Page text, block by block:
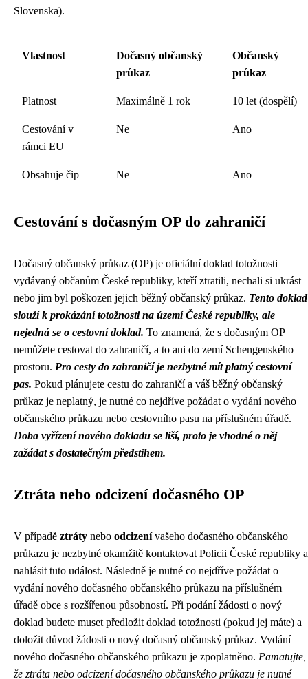
Slovenska).
Vlastnost
Dočasný občanský
průkaz
Občanský
průkaz
Platnost Maximálně 1 rok 10 let (dospělí)
Cestování v
rámci EU
Ne Ano
Obsahuje čip Ne Ano
Cestování s dočasným OP do zahraničí
Dočasný občanský průkaz (OP) je oficiální doklad totožnosti
vydávaný občanům České republiky, kteří ztratili, nechali si ukrást
nebo jim byl poškozen jejich běžný občanský průkaz. Tento doklad
slouží k prokázání totožnosti na území České republiky, ale
nejedná se o cestovní doklad. To znamená, že s dočasným OP
nemůžete cestovat do zahraničí, a to ani do zemí Schengenského
prostoru. Pro cesty do zahraničí je nezbytné mít platný cestovní
pas. Pokud plánujete cestu do zahraničí a váš běžný občanský
průkaz je neplatný, je nutné co nejdříve požádat o vydání nového
občanského průkazu nebo cestovního pasu na příslušném úřadě.
Doba vyřízení nového dokladu se liší, proto je vhodné o něj
zažádat s dostatečným předstihem.
Ztráta nebo odcizení dočasného OP
V případě ztráty nebo odcizenívašeho dočasného občanského
průkazu je nezbytné okamžitě kontaktovat Policii České republiky a
nahlásit tuto událost. Následně je nutné co nejdříve požádat o
vydání nového dočasného občanského průkazu na příslušném
úřadě obce s rozšířenou působností. Při podání žádosti o nový
doklad budete muset předložit doklad totožnosti (pokud jej máte) a
doložit důvod žádosti o nový dočasný občanský průkaz. Vydání
nového dočasného občanského průkazu je zpoplatněno. Pamatujte,
že ztráta nebo odcizení dočasného občanského průkazu je nutné